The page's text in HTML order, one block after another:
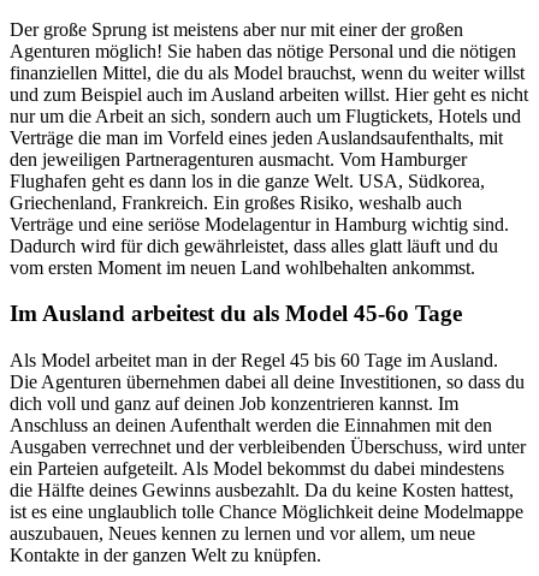
Der große Sprung ist meistens aber nur mit einer der großen
Agenturen möglich! Sie haben das nötige Personal und die nötigen
finanziellen Mittel, die du als Model brauchst, wenn du weiter willst
und zum Beispiel auch im Ausland arbeiten willst. Hier geht es nicht
nur um die Arbeit an sich, sondern auch um Flugtickets, Hotels und
Verträge die man im Vorfeld eines jeden Auslandsaufenthalts, mit
den jeweiligen Partneragenturen ausmacht. Vom Hamburger
Flughafen geht es dann los in die ganze Welt. USA, Südkorea,
Griechenland, Frankreich. Ein großes Risiko, weshalb auch
Verträge und eine seriöse Modelagentur in Hamburg wichtig sind.
Dadurch wird für dich gewährleistet, dass alles glatt läuft und du
vom ersten Moment im neuen Land wohlbehalten ankommst.
Im Ausland arbeitest du als Model 45-6o Tage
Als Model arbeitet man in der Regel 45 bis 60 Tage im Ausland.
Die Agenturen übernehmen dabei all deine Investitionen, so dass du
dich voll und ganz auf deinen Job konzentrieren kannst. Im
Anschluss an deinen Aufenthalt werden die Einnahmen mit den
Ausgaben verrechnet und der verbleibenden Überschuss, wird unter
ein Parteien aufgeteilt. Als Model bekommst du dabei mindestens
die Hälfte deines Gewinns ausbezahlt. Da du keine Kosten hattest,
ist es eine unglaublich tolle Chance Möglichkeit deine Modelmappe
auszubauen, Neues kennen zu lernen und vor allem, um neue
Kontakte in der ganzen Welt zu knüpfen.